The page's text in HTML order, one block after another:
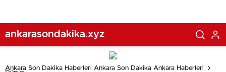
ankarasondakika.xyz
Ankara Son Dakika Haberleri Ankara Son Dakika Ankara Haberleri